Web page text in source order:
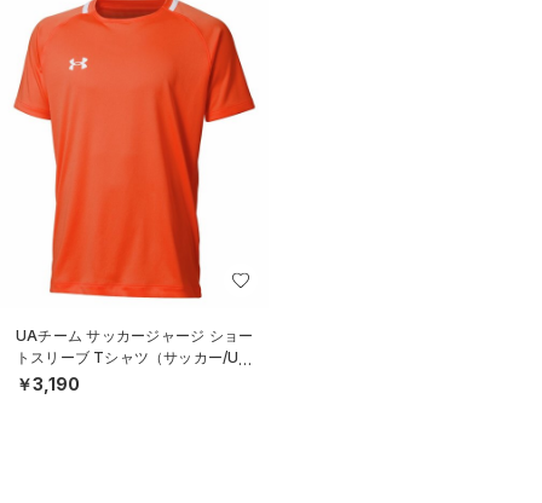
UAチーム サッカージャージ ショー
トスリーブ Tシャツ（サッカー/UNI
SEX）
￥3,190